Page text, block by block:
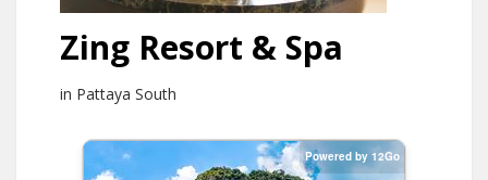
Zing Resort & Spa
in Pattaya South